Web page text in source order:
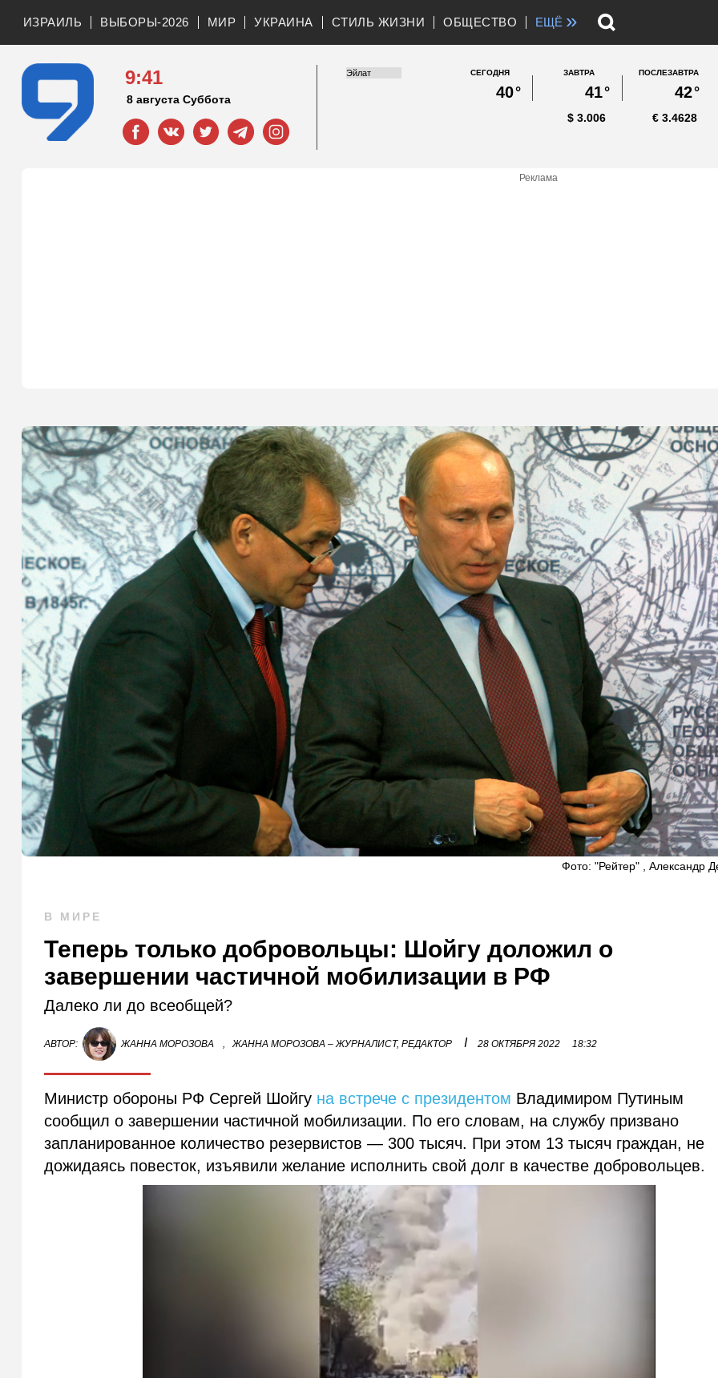
ИЗРАИЛЬ ВЫБОРЫ-2026 МИР УКРАИНА СТИЛЬ ЖИЗНИ ОБЩЕСТВО ЕЩЁ »
9:41
8 августа Суббота
СЕГОДНЯ
40°
ЗАВТРА
41°
ПОСЛЕЗАВТРА
42°
3.006
$ 3.4628
€
Реклама
Фото: "Рейтер" , Александр
В МИРЕ
Теперь только добровольцы: Шойгу доложил о
завершении частичной мобилизации в РФ
Далеко ли до всеобщей?
АВТОР: ЖАННА МОРОЗОВА , ЖАННА МОРОЗОВА – ЖУРНАЛИСТ, РЕДАКТОР I 28 ОКТЯБРЯ 2022 18:32
Министр обороны РФ Сергей Шойгу на встрече с президентом Владимиром Путиным
сообщил о завершении частичной мобилизации. По его словам, на службу призвано
запланированное количество резервистов — 300 тысяч. При этом 13 тысяч граждан, не
дожидаясь повесток, изъявили желание исполнить свой долг в качестве добровольцев.